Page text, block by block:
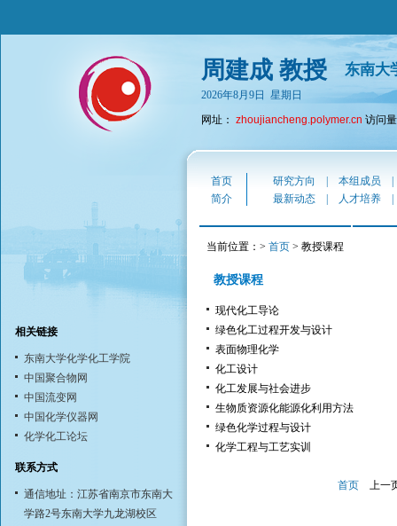
周建成 教授 东南大
2026年8月9日 星期日
网址： zhoujiancheng.polymer.cn 访问
相关链接
东南大学化学化工学院
中国聚合物网
中国流变网
中国化学仪器网
化学化工论坛
联系方式
通信地址：江苏省南京市东南大
学路2号东南大学九龙湖校区
首页 研究方向 本组成员
简介
最新动态 人才培养
当前位置：> 首页 > 教授课程
教授课程
现代化工导论
绿色化工过程开发与设计
表面物理化学
化工设计
化工发展与社会进步
生物质资源化能源化利用方法
绿色化学过程与设计
化学工程与工艺实训
首页 上一